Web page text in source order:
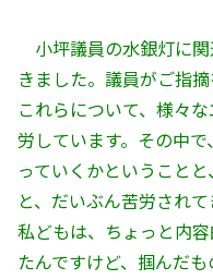
小坪議員の水銀灯に
きました。議員がご指
これらについて、様々
労しています。その中
っていくかということ
と、だいぶん苦労され
私どもは、ちょっと内
たんですけど、掴んだ